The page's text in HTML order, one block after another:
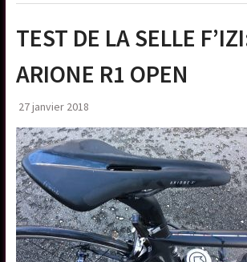
TEST DE LA SELLE
ARIONE R1 OPEN
27 janvier 2018